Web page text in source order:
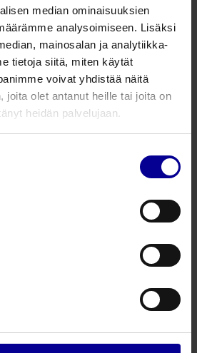
median ominaisuuksien
analysoimiseen. Lisäksi
mainosalan ja analytiikka-
tietoja siitä, miten käytät
voivat yhdistää näitä
joita olet antanut heille tai joita on
heidän palvelujaan.
Midi –
suodattimella
ja suodattimet
ja lämmitys
HME 11 ja HME 12 -
bakteeri-ja